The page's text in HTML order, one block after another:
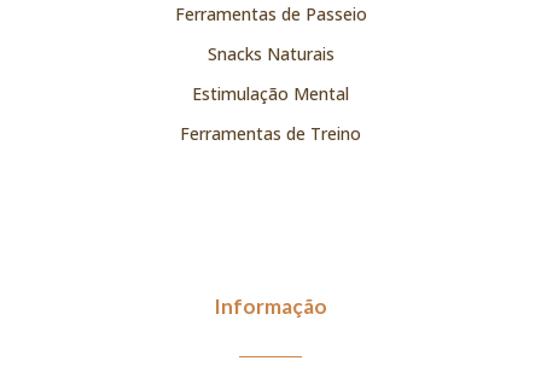
Ferramentas de Passeio
Snacks Naturais
Estimulação Mental
Ferramentas de Treino
Informação